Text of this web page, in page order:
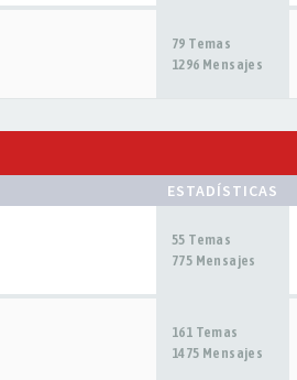
79 Temas
1296 Mensajes
ESTADÍSTICAS
55 Temas
775 Mensajes
161 Temas
1475 Mensajes